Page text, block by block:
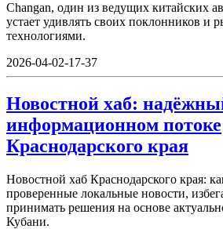
Changan, один из ведущих китайских
устает удивлять своих поклонников и
технологиями.
2026-04-02-17-37
Новостной хаб:
информационном потоке
Краснодарского края
Новостной хаб Краснодарского края:
проверенные локальные новости,
принимать решения на основе
Кубани.